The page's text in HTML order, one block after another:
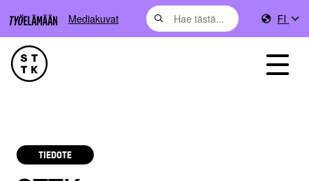
Mediakuvat FI
TIEDOTE